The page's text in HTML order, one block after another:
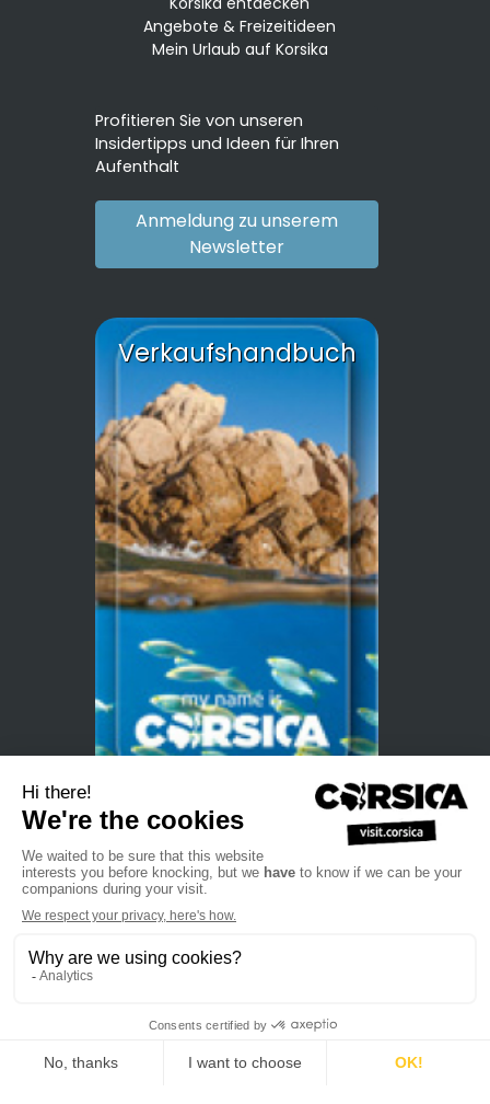
Angebote & Freizeitideen
Mein Urlaub auf Korsika
Profitieren Sie von unseren
Insidertipps und Ideen für Ihren
Aufenthalt
Anmeldung zu unserem
Newsletter
Verkaufshandbuch